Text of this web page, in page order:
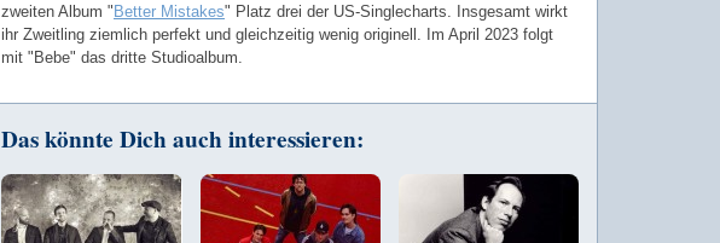
zweiten Album " Better Mistakes" Platz drei der US-Singlecharts. Insgesamt wirkt
ihr Zweitling ziemlich perfekt und gleichzeitig wenig originell. Im April 2023 folgt
mit "Bebe" das dritte Studioalbum.
Das könnte Dich auch interessieren: